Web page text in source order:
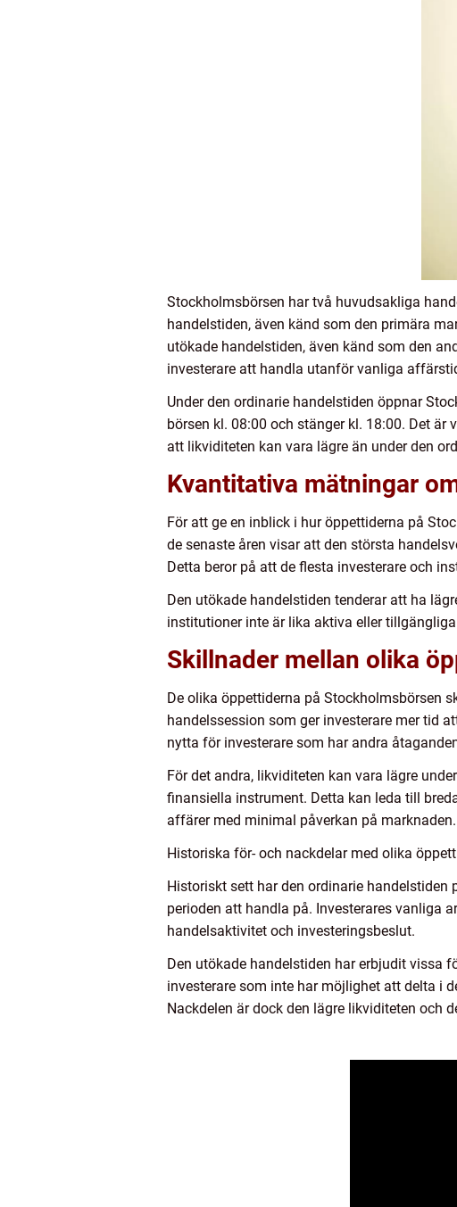
Stockholmsbörsen har två huvudsakliga
handelstiden, även känd som den primära
utökade handelstiden, även känd som den
investerare att handla utanför vanliga
Under den ordinarie handelstiden öppnar
börsen kl. 08:00 och stänger kl. 18:00. Det
att likviditeten kan vara lägre än under den
Kvantitativa mätningar
För att ge en inblick i hur öppettiderna på
de senaste åren visar att den största
Detta beror på att de flesta investerare och
Den utökade handelstiden tenderar att ha
institutioner inte är lika aktiva eller
Skillnader mellan olika
De olika öppettiderna på Stockholmsbörsen
handelssession som ger investerare mer tid
nytta för investerare som har andra
För det andra, likviditeten kan vara lägre
finansiella instrument. Detta kan leda till
affärer med minimal påverkan på marknaden.
Historiska för- och nackdelar med olika
Historiskt sett har den ordinarie
perioden att handla på. Investerares vanliga
handelsaktivitet och investeringsbeslut.
Den utökade handelstiden har erbjudit vissa
investerare som inte har möjlighet att delta i
Nackdelen är dock den lägre likviditeten och